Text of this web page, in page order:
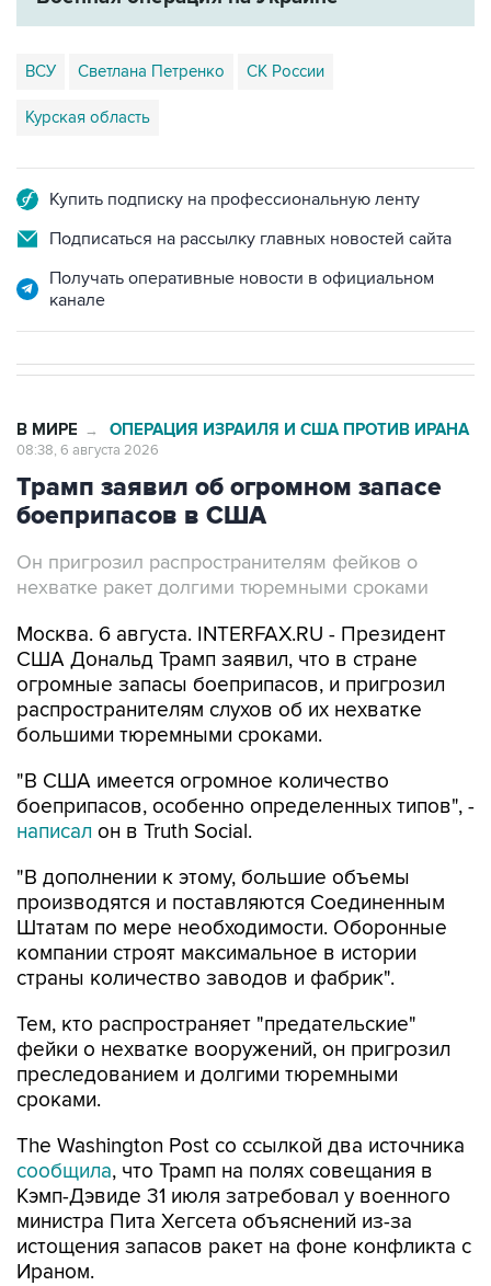
ВСУ Светлана Петренко СК России
Курская область
Купить подписку на профессиональную ленту
Подписаться на рассылку главных новостей сайта
Получать оперативные новости в официальном
канале
В МИРЕ → ОПЕРАЦИЯ ИЗРАИЛЯ И США ПРОТИВ ИРАНА
08:38, 6 августа 2026
Трамп заявил об огромном запасе
боеприпасов в США
Он пригрозил распространителям фейков о
нехватке ракет долгими тюремными сроками
Москва. 6 августа. INTERFAX.RU - Президент
США Дональд Трамп заявил, что в стране
огромные запасы боеприпасов, и пригрозил
распространителям слухов об их нехватке
большими тюремными сроками.
"В США имеется огромное количество
боеприпасов, особенно определенных типов", -
написал он в Truth Social.
"В дополнении к этому, большие объемы
производятся и поставляются Соединенным
Штатам по мере необходимости. Оборонные
компании строят максимальное в истории
страны количество заводов и фабрик".
Тем, кто распространяет "предательские"
фейки о нехватке вооружений, он пригрозил
преследованием и долгими тюремными
сроками.
The Washington Post со ссылкой два источника
сообщила, что Трамп на полях совещания в
Кэмп-Дэвиде 31 июля затребовал у военного
министра Пита Хегсета объяснений из-за
истощения запасов ракет на фоне конфликта с
Ираном.